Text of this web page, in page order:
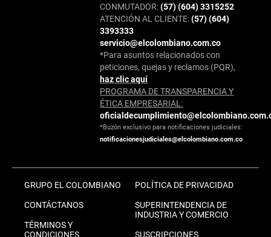
CONMUTADOR:(57) (604) 3315252
ATENCIÓN AL CLIENTE:(57) (604)
3393333
servicio@elcolombiano.com.co
*Para asuntos relacionados con
peticiones, quejas y reclamos (PQR),
haz clic aquí
PROGRAMA DE TRANSPARENCIA Y
ÉTICA EMPRESARIAL:
*Buzón exclusivo para notificaciones judiciales:
notificacionesjudiciales@elcolombiano.com.co
GRUPO EL COLOMBIANO
CONTÁCTANOS
TÉRMINOS Y
CONDICIONES
POLÍTICA DE PRIVACIDAD
SUPERINTENDENCIA DE
INDUSTRIA Y COMERCIO
SUSCRIPCIONES